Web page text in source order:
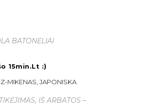
BATONĖLIAI
15min.lt :)
IŠ ARBATOS –